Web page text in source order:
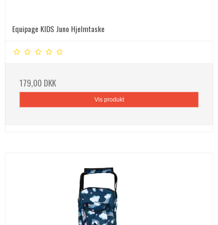
Equipage KIDS Juno Hjelmtaske
179,00 DKK
Vis produkt